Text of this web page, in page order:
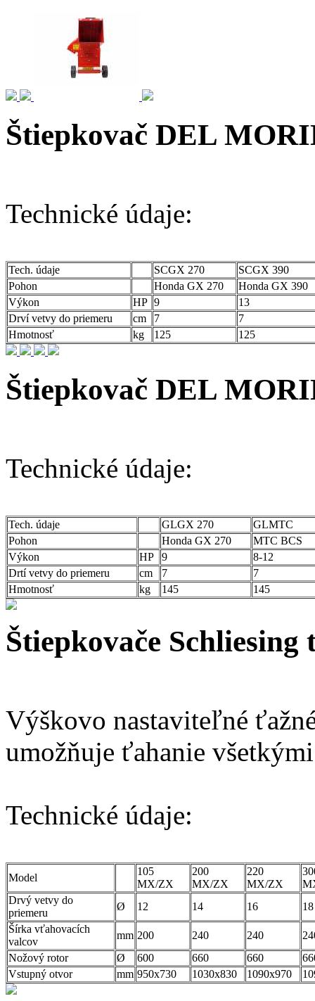
Štiepkovač DEL
Technické údaje:
Tech. údaje SCGX 270
SCGX 390
Pohon
Honda GX 270
Honda GX 390
Výkon
HP 9
13
Drví vetvy do priemeru
cm 7
7
Hmotnosť
kg 125 125
Štiepkovač DEL
Technické údaje:
Tech. údaje GLGX 270
GLMTC
Pohon
Honda GX 270
MTC BCS
Výkon
HP 9
8-12
Drtí vetvy do priemeru
cm 7
7
Hmotnosť
kg 145 145
Štiepkovače Schliesing
Výškovo nastaviteľné
umožňuje ťahanie
Technické údaje:
Model
105
MX/ZX
200
MX/ZX
220
MX/ZX
Drvý vetvy do
priemeru
Ø 12 14 16
18
Šírka vťahovacích
valcov
mm 200 240 240
Nožový rotor
Ø 600 660 660
Vstupný otvor
mm 950x730 1030x830 1090x970